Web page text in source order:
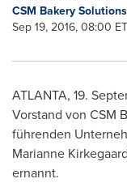
CSM Bakery Solutions
Sep 19, 2016, 08:00 ET
ATLANTA, 19.
Vorstand von CSM
führenden
Marianne Kirkegaard
ernannt.